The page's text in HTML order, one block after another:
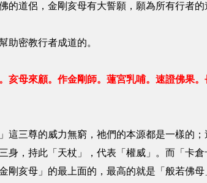
的道侶，金剛亥母有大誓願，願為所有行者的
助密教行者成道的。
亥母來顧。作金剛師。蓮宮乳哺。速證佛果。
這三尊的威力無窮，祂們的本源都是一樣的
身，持此「天杖」，代表「權威」。而「卡
剛亥母」的最上面的，最高的就是「般若佛